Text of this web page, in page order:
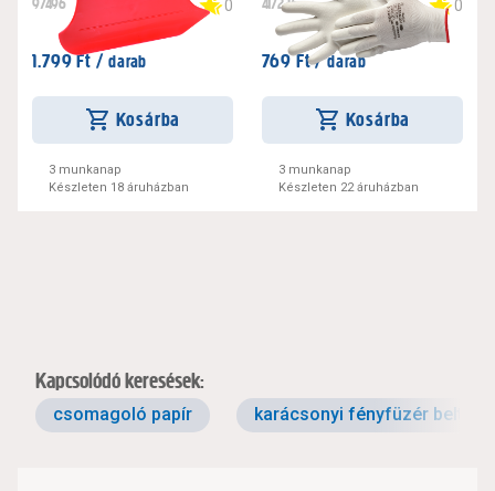
28x13cm
0
1.799 Ft / darab
Kosárba
3 munkanap
Készleten 18 áruházban
0
769 Ft /darab
Kosárba
3 munkanap
Készleten 22 áruházban
Kapcsolódó keresések:
csomagoló papír karácsonyi fényfüzér beltéri